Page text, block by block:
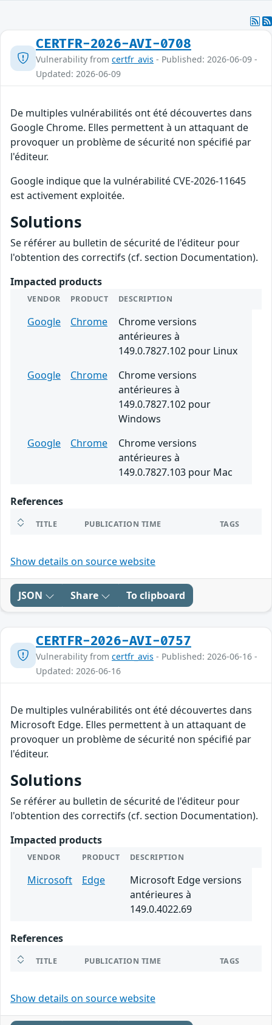
CERTFR-2026-AVI-0708
Vulnerability from certfr_avis - Published: 2026-06-09 -
Updated: 2026-06-09
De multiples vulnérabilités ont été découvertes dans
Google Chrome. Elles permettent à un attaquant de
provoquer un problème de sécurité non spécifié par
l'éditeur.
Google indique que la vulnérabilité CVE-2026-11645
est activement exploitée.
Solutions
Se référer au bulletin de sécurité de l'éditeur pour
l'obtention des correctifs (cf. section Documentation).
Impacted products
VENDOR PRODUCT DESCRIPTION
Google Chrome
Chrome versions
antérieures à
149.0.7827.102 pour Linux
Google
Chrome
Chrome versions
antérieures à
149.0.7827.102 pour
Windows
Google
Chrome
Chrome versions
antérieures à
149.0.7827.103 pour Mac
References
TITLE PUBLICATION TIME TAGS
Show details on source website
JSON Share To clipboard
CERTFR-2026-AVI-0757
Vulnerability from certfr_avis - Published: 2026-06-16 -
Updated: 2026-06-16
De multiples vulnérabilités ont été découvertes dans
Microsoft Edge. Elles permettent à un attaquant de
provoquer un problème de sécurité non spécifié par
l'éditeur.
Solutions
Se référer au bulletin de sécurité de l'éditeur pour
l'obtention des correctifs (cf. section Documentation).
Impacted products
VENDOR PRODUCT DESCRIPTION
Microsoft Edge
Microsoft Edge versions
antérieures à
149.0.4022.69
References
TITLE PUBLICATION TIME TAGS
Show details on source website